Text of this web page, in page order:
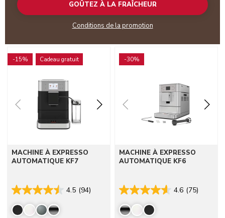
GOÛTEZ À LA FRAÎCHEUR
Conditions de la promotion
-15% Cadeau gratuit
MACHINE À EXPRESSO
AUTOMATIQUE KF7
4.5 (94)
-30%
MACHINE À EXPRESSO
AUTOMATIQUE KF6
4.6 (75)